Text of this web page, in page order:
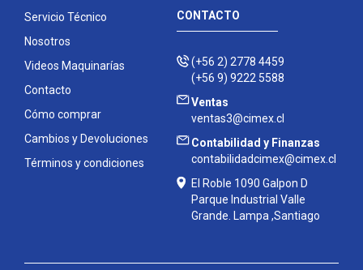
Servicio Técnico
Nosotros
Videos Maquinarías
Contacto
Cómo comprar
Cambios y Devoluciones
Términos y condiciones
CONTACTO
(+56 2) 2778 4459
(+56 9) 9222 5588
Ventas
ventas3@cimex.cl
Contabilidad y Finanzas
contabilidadcimex@cimex.cl
El Roble 1090 Galpon D
Parque Industrial Valle
Grande. Lampa ,Santiago